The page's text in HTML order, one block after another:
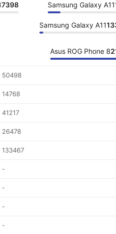
7398 Samsung Galaxy A11
Samsung Galaxy A11
Asus ROG Phone 8
50498
14768
41217
26478
133467
-
-
-
-